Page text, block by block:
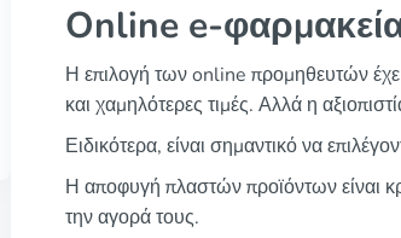
Online e-
Η επιλογή των online προμηθευτών
και χαμηλότερες τιμές. Αλλά η
Ειδικότερα, είναι σημαντικό να
Η αποφυγή πλαστών προϊόντων είναι
την αγορά τους.